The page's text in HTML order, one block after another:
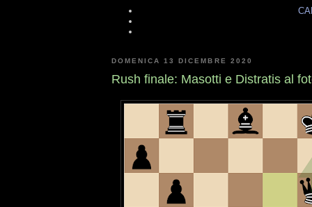
DOMENICA 13 DICEMBRE 2020
Rush finale: Masotti e Distratis al